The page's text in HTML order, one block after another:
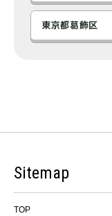
東京都葛飾区
Sitemap
TOP